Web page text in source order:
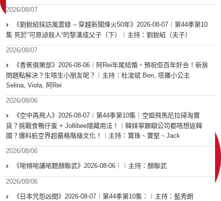
2026/08/07
《劉銳紹採訪風雲錄 – 穿越新聞烽火50年》2026-08-07︱第44季第10
集 死於”可原諒殺人“的黎漢成父子（下）︱主持：劉銳紹（夫子）
2026/08/07
《香蕉俱樂部》2026-08-06︱阿Rei年尾結婚，預祝佢百年好合！新房
問題點解決？生唔生小朋友呢？︱主持：杜浚斌 Ben, 塔羅小公主
Selina, Viola, 阿Rei
2026/08/06
《空中再飛人》2026-08-07︱第44季第10集｜空姐飛馬尼拉掃淘寶
貨？挑戰食鴨仔蛋 + Jollibee隱藏用法！︱韓妹寧願瞓公司都唔想返韓
國？爆料航空界超嚴格階級文化！︱主持：寶珠、寶堅、Jack
2026/08/06
《啱傾啱講啱聽顏聯武》2026-08-06︱︱主持：顏聯武
2026/08/06
《日本咒怨凶間》2026-08-07︱第44季第10集：︱主持：藍秀朗